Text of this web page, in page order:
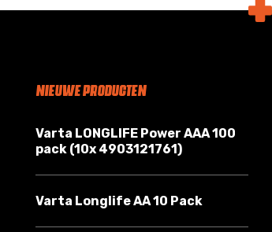
NIEUWE PRODUCTEN
Varta LONGLIFE Power AAA 100
pack (10x 4903121761)
Varta Longlife AA 10 Pack